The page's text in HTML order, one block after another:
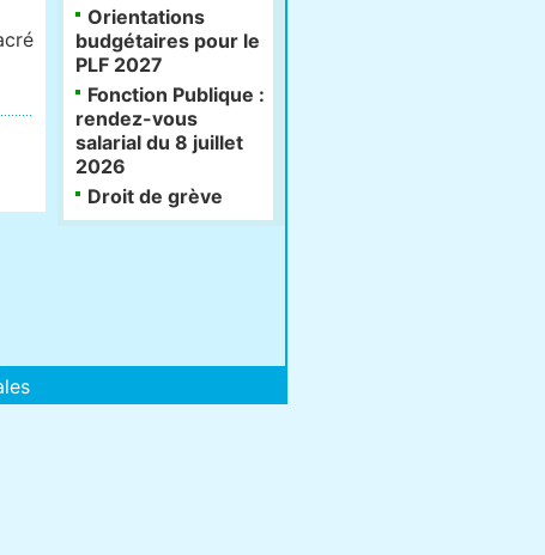
Orientations
budgétaires pour le
PLF 2027
Fonction Publique :
rendez-vous
salarial du 8 juillet
2026
Droit de grève